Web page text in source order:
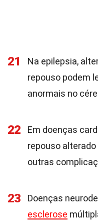
21
Na epilepsia,
repouso podem
anormais no
22
Em doenças
repouso
outras
23
Doenças
esclerose